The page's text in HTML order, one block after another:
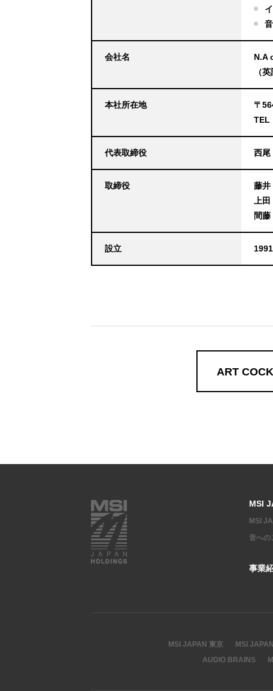
会社名
N.A
（
本社所在地
〒
TEL
代表取締役 西
取締役
藤
上
間
設立
ART
MSI
MSI
音への
事業
MSI JAPAN 東京 MSI
AUDIO BRAINS